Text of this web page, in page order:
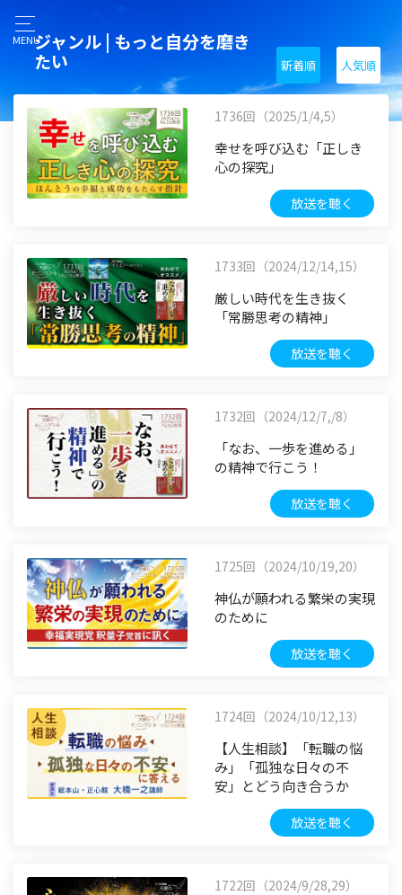
MENUジャンル | もっと自分を磨き
たい
新着順 人気順
1736回（2025/1/4,5）
幸せを呼び込む「正しき
心の探究」
放送を聴く
1733回（2024/12/14,15）
厳しい時代を生き抜く
「常勝思考の精神」
放送を聴く
1732回（2024/12/7,/8）
「なお、一歩を進める」
の精神で行こう！
放送を聴く
1725回（2024/10/19,20）
神仏が願われる繁栄の実現
のために
放送を聴く
1724回（2024/10/12,13）
【人生相談】「転職の悩
み」「孤独な日々の不
安」とどう向き合うか
放送を聴く
1722回（2024/9/28,29）